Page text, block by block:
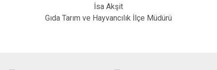
İsa Akşit
Gıda Tarım ve Hayvancılık İlçe Müdürü